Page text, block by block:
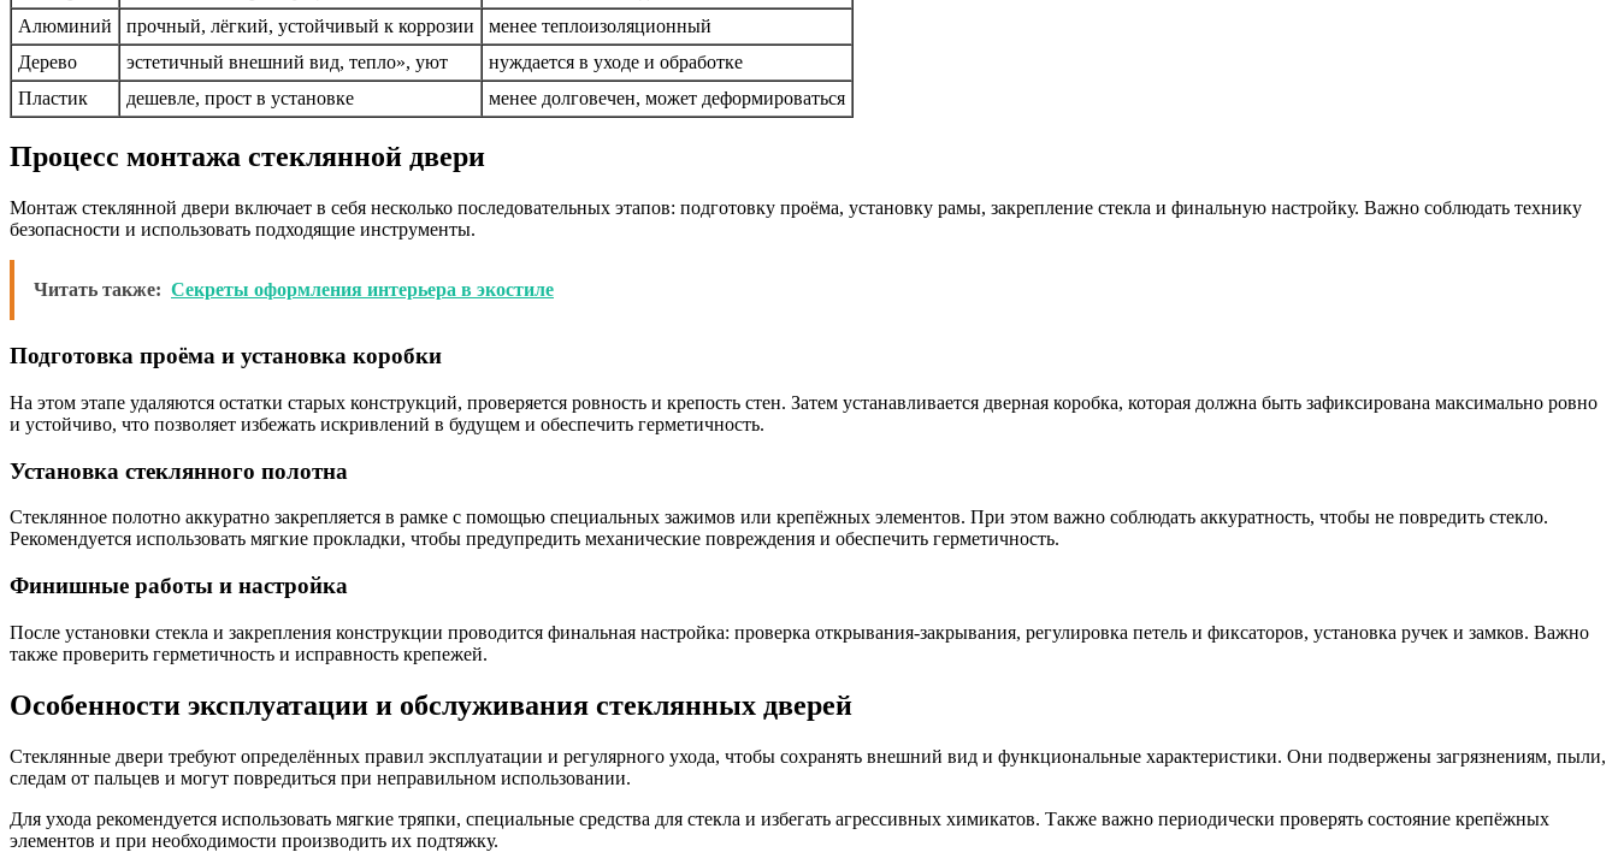
Алюминий
прочный, лёгкий, устойчивый к коррозии
менее теплоизоляционный
Дерево
эстетичный внешний вид, тепло», уют
нуждается в уходе и обработке
Пластик
дешевле, прост в установке менее долговечен, может деформироваться
Процесс монтажа стеклянной двери
Монтаж стеклянной двери включает в себя несколько последовательных этапов: подготовку проёма, установку рамы, закрепление стекла и финальную настройку. Важно соблюдать технику
безопасности и использовать подходящие инструменты.
Читать также: Секреты оформления интерьера в экостиле
Подготовка проёма и установка коробки
На этом этапе удаляются остатки старых конструкций, проверяется ровность и крепость стен. Затем устанавливается дверная коробка, которая должна быть зафиксирована максимально ровно
и устойчиво, что позволяет избежать искривлений в будущем и обеспечить герметичность.
Установка стеклянного полотна
Стеклянное полотно аккуратно закрепляется в рамке с помощью специальных зажимов или крепёжных элементов. При этом важно соблюдать аккуратность, чтобы не повредить стекло.
Рекомендуется использовать мягкие прокладки, чтобы предупредить механические повреждения и обеспечить герметичность.
Финишные работы и настройка
После установки стекла и закрепления конструкции проводится финальная настройка: проверка открывания-закрывания, регулировка петель и фиксаторов, установка ручек и замков. Важно
также проверить герметичность и исправность крепежей.
Особенности эксплуатации и обслуживания стеклянных дверей
Стеклянные двери требуют определённых правил эксплуатации и регулярного ухода, чтобы сохранять внешний вид и функциональные характеристики. Они подвержены загрязнениям, пыли,
следам от пальцев и могут повредиться при неправильном использовании.
Для ухода рекомендуется использовать мягкие тряпки, специальные средства для стекла и избегать агрессивных химикатов. Также важно периодически проверять состояние крепёжных
элементов и при необходимости производить их подтяжку.